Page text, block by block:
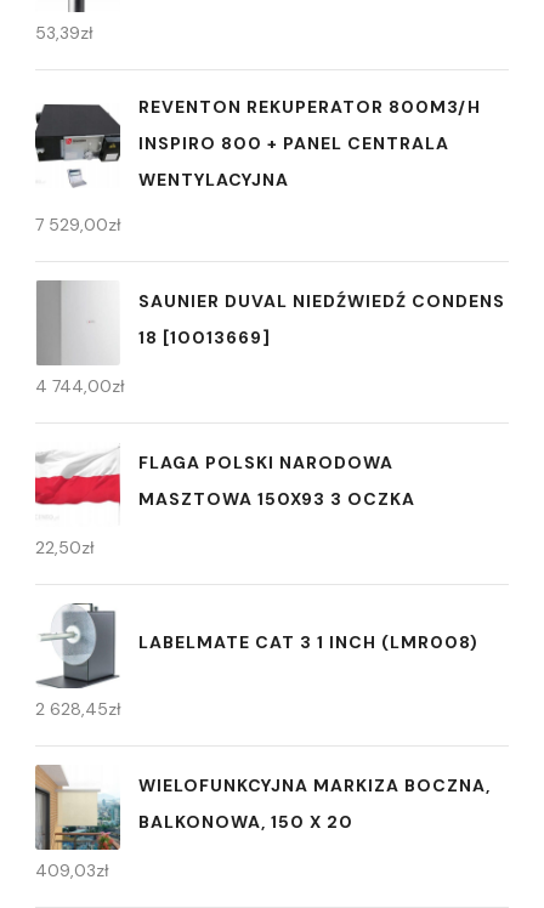
53,39zł
REVENTON REKUPERATOR 800M3/H
INSPIRO 800 + PANEL CENTRALA
WENTYLACYJNA
7 529,00zł
SAUNIER DUVAL NIEDŹWIEDŹ CONDENS
18 [10013669]
4 744,00zł
FLAGA POLSKI NARODOWA
MASZTOWA 150X93 3 OCZKA
22,50zł
LABELMATE CAT 3 1 INCH (LMR008)
2 628,45zł
WIELOFUNKCYJNA MARKIZA BOCZNA,
BALKONOWA, 150 X 20
409,03zł